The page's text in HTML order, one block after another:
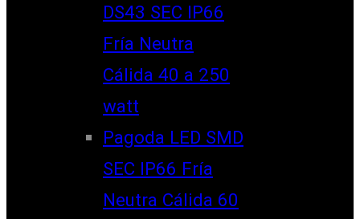
DS43 SEC IP66
Fría Neutra
Cálida 40 a 250
watt
Pagoda LED SMD
SEC IP66 Fría
Neutra Cálida 60